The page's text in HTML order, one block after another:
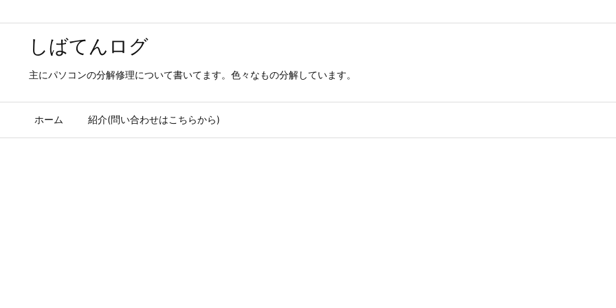
しばてんログ
主にパソコンの分解修理について書いてます。色々なもの分解しています。
ホーム 紹介(問い合わせはこちらから)